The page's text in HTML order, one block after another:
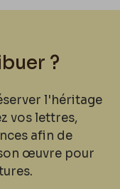
?
l'héritage
vos lettres,
afin de
œuvre pour